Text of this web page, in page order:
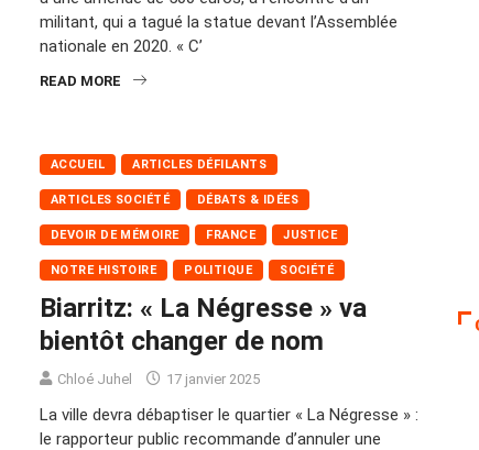
militant, qui a tagué la statue devant l’Assemblée
nationale en 2020. « C’
READ MORE
ACCUEIL ARTICLES DÉFILANTS
ARTICLES SOCIÉTÉ DÉBATS & IDÉES
DEVOIR DE MÉMOIRE FRANCE JUSTICE
NOTRE HISTOIRE POLITIQUE SOCIÉTÉ
Biarritz: « La Négresse » va
bientôt changer de nom
Chloé Juhel 17 janvier 2025
La ville devra débaptiser le quartier « La Négresse » :
le rapporteur public recommande d’annuler une